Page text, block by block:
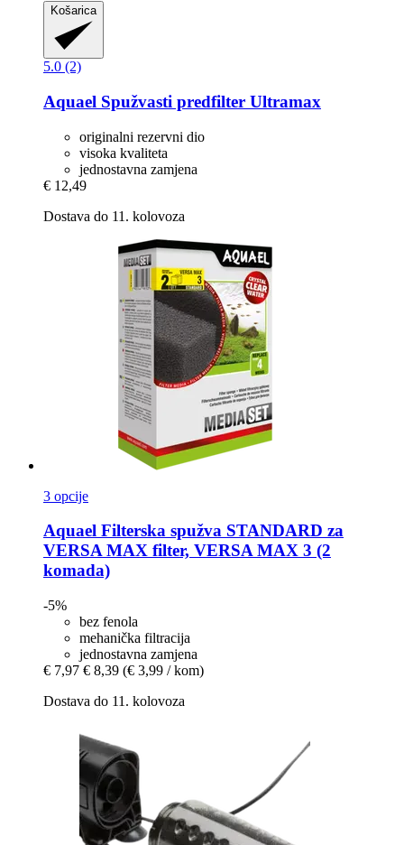
Košarica
5.0 (2)
Aquael Spužvasti predfilter Ultramax
originalni rezervni dio
visoka kvaliteta
jednostavna zamjena
€ 12,49
Dostava do 11. kolovoza
3 opcije
Aquael Filterska spužva STANDARD za
VERSA MAX filter, VERSA MAX 3 (2
komada)
-5%
bez fenola
mehanička filtracija
jednostavna zamjena
€ 7,97 € 8,39 (€ 3,99 / kom)
Dostava do 11. kolovoza